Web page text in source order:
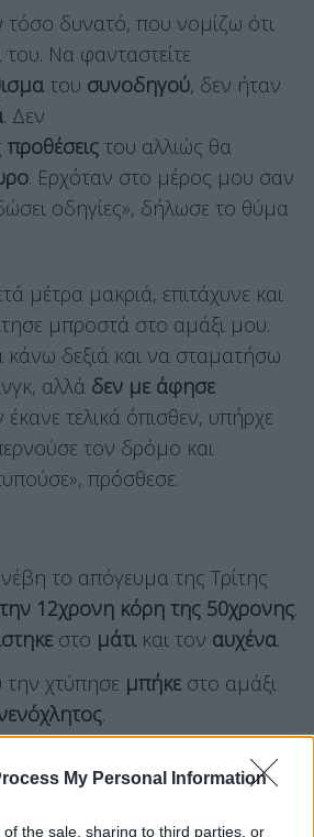
My Personal Information
the sale, sharing to third parties, or
τόσο δυνατό, που νομίζω ότι
του. Να φανταστείτε
του συνοδηγού, δεν ήταν
. Δεν
προθέσεις του αλλιώς θα
. Ερχόταν στο μέρος μου σαν
οδηγίες», δήλωσε το θύμα
μέτρα μακριά, επιτάχυνε και
μπροστά στο αμάξι μου.
δεξιά και να σταματήσω
αλλά δεν με άφησε
έκανε τελικά όπισθεν, υπήρχε
τον δρόμο και
πρόσθεσε.
το απόγευμα της Τρίτης
12χρονη κόρη της 50χρονης.
στο μάτι και τον αυχένα.
χτύπησε μπήκε στο αμάξι
.